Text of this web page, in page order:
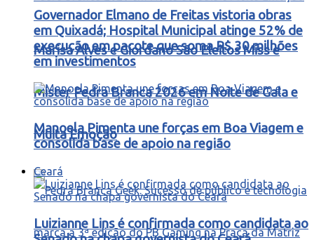
Marisa Alves e Giordano São Eleitos Miss e
Mister Pedra Branca 2026 em Noite de Gala e
Muita Emoção
Governador Elmano de Freitas vistoria obras
em Quixadá; Hospital Municipal atinge 52% de
execução em pacote que soma R$ 30 milhões
em investimentos
Manoela Pimenta une forças em Boa Viagem e
consolida base de apoio na região
Ceará
Luizianne Lins é confirmada como candidata ao